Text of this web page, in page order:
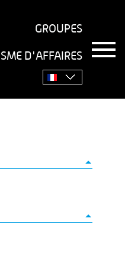
GROUPES
D'AFFAIRES
T
o